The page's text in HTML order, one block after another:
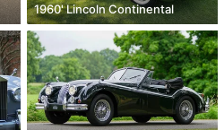
1960' Lincoln Continental